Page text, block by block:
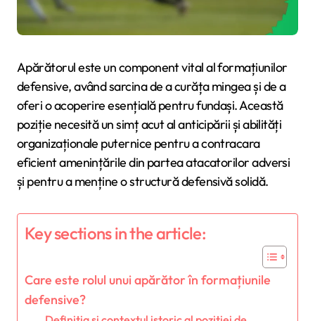
Apărătorul este un component vital al formațiunilor
defensive, având sarcina de a curăța mingea și de a
oferi o acoperire esențială pentru fundași. Această
poziție necesită un simț acut al anticipării și abilități
organizaționale puternice pentru a contracara
eficient amenințările din partea atacatorilor adversi
și pentru a menține o structură defensivă solidă.
Key sections in the article:
Care este rolul unui apărător în formațiunile
defensive?